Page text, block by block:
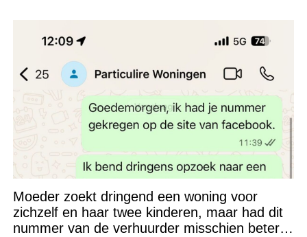
Moeder zoekt dringend een woning voor
zichzelf en haar twee kinderen, maar had dit
nummer van de verhuurder misschien beter